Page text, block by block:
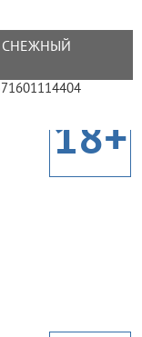
СНЕЖНЫЙ
18+